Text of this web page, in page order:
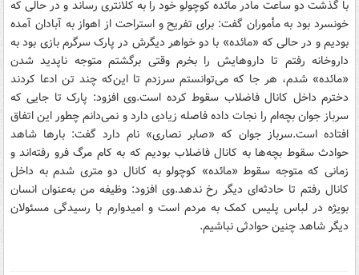
با گذشت دو ساعت مادر مائده کوچولو خود را به کلانتری رساند و در حالی که
خونسرد بود به مأموران گفت: برای تفریح و استراحت از اهواز به آبادان آمده
بودیم و در حالی که «مائده» با دو خواهر دیگرش در پارک سرگرم بازی بود به
داروخانه رفتم تا داروهایش را بخرم وقتی برگشتم متوجه ناپدید شدن
«مائده» شدم، هر جا که می‌توانستم سرزدم تا این‌که چند تن ادعا کردند
دخترم داخل کانال فاضلاب سقوط کرده است.وی افزود: پارک تا جایی که
سرباز جوان بچه‌ام را نجات داده فاصله زیادی دارد و نمی‌دانم چطور این اتفاق
افتاده است.سرباز جوان که «صابر نصاری» نام دارد گفت: بارها شاهد
حوادث سقوط بچه‌ها به کانال‌ فاضلاب بودیم که به کام مرگ فرو رفته‌اند و
زمانی که متوجه سقوط «مائده» کوچولو به کانال دو متری شدم به داخل
کانال رفتم تا حادثه‌ای دیگر رخ ندهد.وی افزود: وظیفه من به‌عنوان انسان
بویژه در لباس پلیس کمک به مردم است و امیدوارم با رسیدگی مسئولان
دیگر شاهد چنین حوادثی نباشیم.